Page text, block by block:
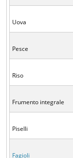
Uova
Pesce
Riso
Frumento integrale
Piselli
Fagioli